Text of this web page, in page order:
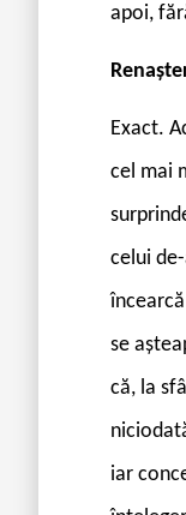
apoi,
Exact.
cel mai
celui
se
că, la
iar